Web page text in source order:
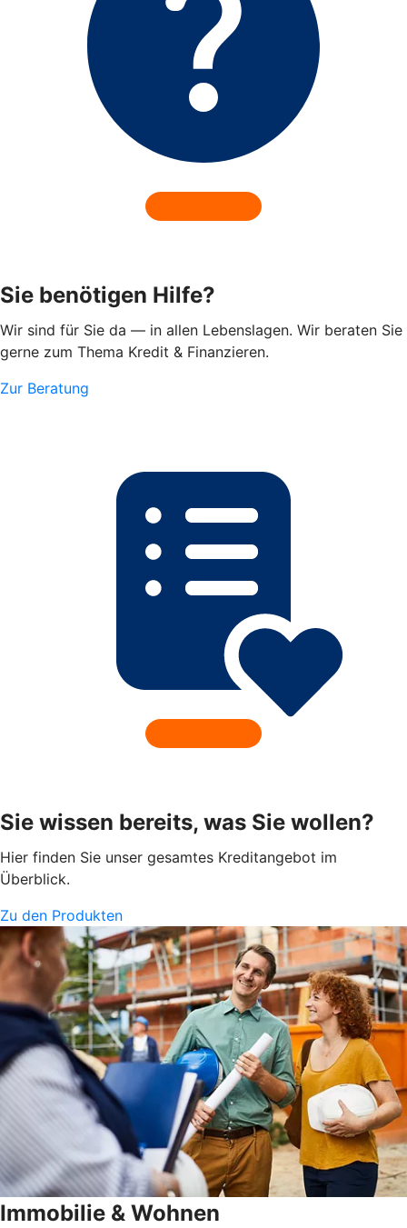
Sie benötigen Hilfe?
Wir sind für Sie da — in allen Lebenslagen. Wir beraten Sie
gerne zum Thema Kredit & Finanzieren.
Zur Beratung
Sie wissen bereits, was Sie wollen?
Hier finden Sie unser gesamtes Kreditangebot im
Überblick.
Zu den Produkten
Immobilie & Wohnen